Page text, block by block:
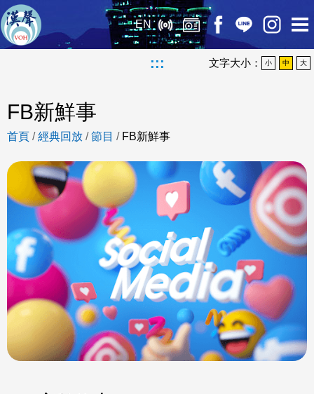
EN
::: 文字大小： 小 中 大
FB新鮮事
首頁 /經典回放 /節目 / FB新鮮事